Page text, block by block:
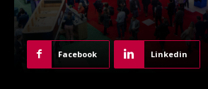
Facebook Linkedin